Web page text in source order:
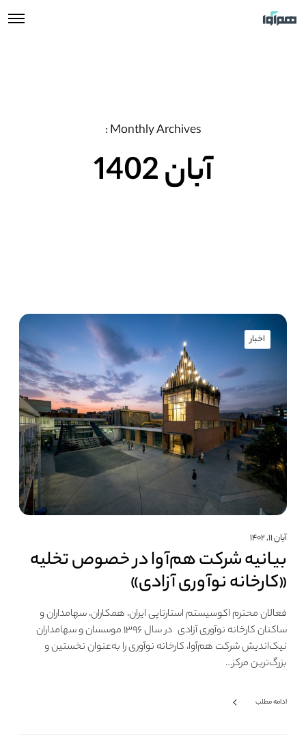
Monthly Archives :
آبان 1402
اخبار
آبان ۱۱, ۱۴۰۲
بیانیه شرکت هم‌آوا در خصوص تخلیه
«کارخانه نوآوری آزادی»
فعالان محترم اکوسیستم استارتاپی ایران، همکاران، سهامداران و
ساکنان کارخانه نوآوری آزادی در سال ۱۳۹۶ موسسان و سهامداران
نیک‌اندیش شرکت هم‌آوا، کارخانه نوآوری را به‌عنوان نخستین و
بزرگ‌ترین مرکز…
ادامه مطلب